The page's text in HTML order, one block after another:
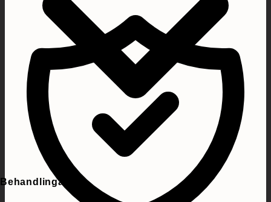
Behandlingar